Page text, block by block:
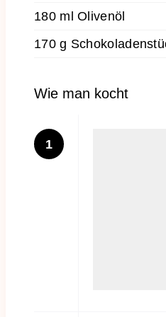
180 ml Olivenöl
170 g
Wie man kocht
1